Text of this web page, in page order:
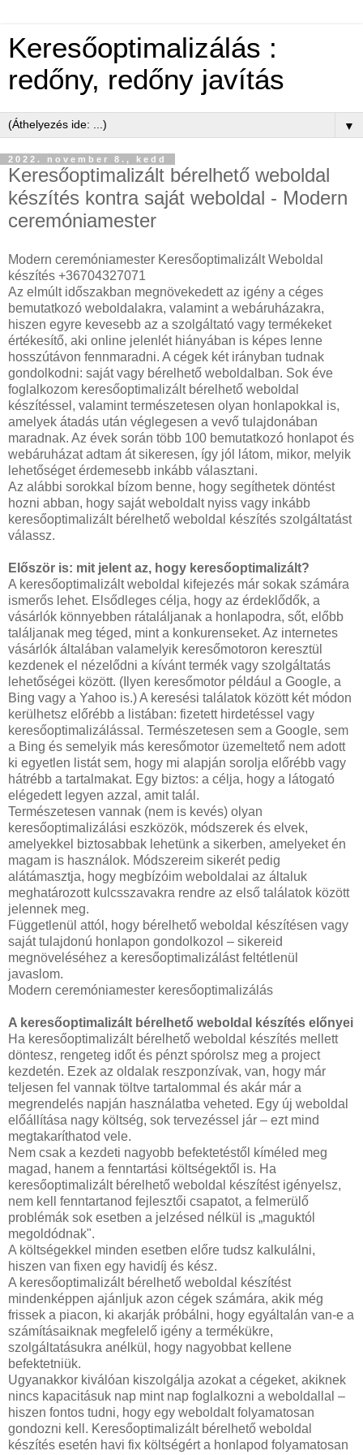
Keresőoptimalizálás :
redőny, redőny javítás
▼
2022. november 8., kedd
Keresőoptimalizált bérelhető weboldal
készítés kontra saját weboldal - Modern
ceremóniamester
Modern ceremóniamester Keresőoptimalizált Weboldal
készítés +36704327071
Az elmúlt időszakban megnövekedett az igény a céges
bemutatkozó weboldalakra, valamint a webáruházakra,
hiszen egyre kevesebb az a szolgáltató vagy termékeket
értékesítő, aki online jelenlét hiányában is képes lenne
hosszútávon fennmaradni. A cégek két irányban tudnak
gondolkodni: saját vagy bérelhető weboldalban. Sok éve
foglalkozom keresőoptimalizált bérelhető weboldal
készítéssel, valamint természetesen olyan honlapokkal is,
amelyek átadás után véglegesen a vevő tulajdonában
maradnak. Az évek során több 100 bemutatkozó honlapot és
webáruházat adtam át sikeresen, így jól látom, mikor, melyik
lehetőséget érdemesebb inkább választani.
Az alábbi sorokkal bízom benne, hogy segíthetek döntést
hozni abban, hogy saját weboldalt nyiss vagy inkább
keresőoptimalizált bérelhető weboldal készítés szolgáltatást
válassz.
Először is: mit jelent az, hogy keresőoptimalizált?
A keresőoptimalizált weboldal kifejezés már sokak számára
ismerős lehet. Elsődleges célja, hogy az érdeklődők, a
vásárlók könnyebben rátaláljanak a honlapodra, sőt, előbb
találjanak meg téged, mint a konkurenseket. Az internetes
vásárlók általában valamelyik keresőmotoron keresztül
kezdenek el nézelődni a kívánt termék vagy szolgáltatás
lehetőségei között. (Ilyen keresőmotor például a Google, a
Bing vagy a Yahoo is.) A keresési találatok között két módon
kerülhetsz előrébb a listában: fizetett hirdetéssel vagy
keresőoptimalizálással. Természetesen sem a Google, sem
a Bing és semelyik más keresőmotor üzemeltető nem adott
ki egyetlen listát sem, hogy mi alapján sorolja előrébb vagy
hátrébb a tartalmakat. Egy biztos: a célja, hogy a látogató
elégedett legyen azzal, amit talál.
Természetesen vannak (nem is kevés) olyan
keresőoptimalizálási eszközök, módszerek és elvek,
amelyekkel biztosabbak lehetünk a sikerben, amelyeket én
magam is használok. Módszereim sikerét pedig
alátámasztja, hogy megbízóim weboldalai az általuk
meghatározott kulcsszavakra rendre az első találatok között
jelennek meg.
Függetlenül attól, hogy bérelhető weboldal készítésen vagy
saját tulajdonú honlapon gondolkozol – sikereid
megnöveléséhez a keresőoptimalizálást feltétlenül
javaslom.
Modern ceremóniamester keresőoptimalizálás
A keresőoptimalizált bérelhető weboldal készítés előnyei
Ha keresőoptimalizált bérelhető weboldal készítés mellett
döntesz, rengeteg időt és pénzt spórolsz meg a project
kezdetén. Ezek az oldalak reszponzívak, van, hogy már
teljesen fel vannak töltve tartalommal és akár már a
megrendelés napján használatba veheted. Egy új weboldal
előállítása nagy költség, sok tervezéssel jár – ezt mind
megtakaríthatod vele.
Nem csak a kezdeti nagyobb befektetéstől kíméled meg
magad, hanem a fenntartási költségektől is. Ha
keresőoptimalizált bérelhető weboldal készítést igényelsz,
nem kell fenntartanod fejlesztői csapatot, a felmerülő
problémák sok esetben a jelzésed nélkül is „maguktól
megoldódnak".
A költségekkel minden esetben előre tudsz kalkulálni,
hiszen van fixen egy havidíj és kész.
A keresőoptimalizált bérelhető weboldal készítést
mindenképpen ajánljuk azon cégek számára, akik még
frissek a piacon, ki akarják próbálni, hogy egyáltalán van-e a
számításaiknak megfelelő igény a termékükre,
szolgáltatásukra anélkül, hogy nagyobbat kellene
befektetniük.
Ugyanakkor kiválóan kiszolgálja azokat a cégeket, akiknek
nincs kapacitásuk nap mint nap foglalkozni a weboldallal –
hiszen fontos tudni, hogy egy weboldalt folyamatosan
gondozni kell. Keresőoptimalizált bérelhető weboldal
készítés esetén havi fix költségért a honlapod folyamatosan